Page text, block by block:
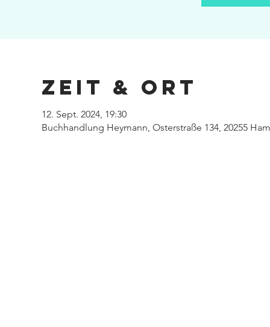
Zeit & Ort
12. Sept. 2024, 19:30
Buchhandlung Heymann, Osterstraße 134, 20255